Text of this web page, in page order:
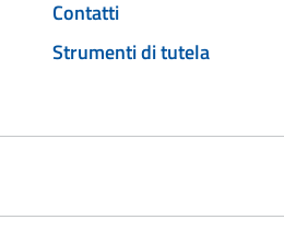
Contatti
Strumenti di tutela